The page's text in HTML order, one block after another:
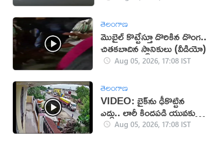
తెలంగాణ
మొబైల్ కొట్టేస్తూ దొరికిన దొంగ..
చితకబాదిన స్థానికులు (వీడియో)
Aug 05, 2026, 17:08 IST
తెలంగాణ
VIDEO: బైక్‌ను ఢీకొట్టిన
ఎద్దు.. లారీ కిందపడి యువకుడు
మృతి!Aug 05, 2026, 17:08 IST